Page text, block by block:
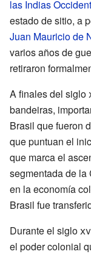
las Indias
estado de sitio, a
Juan Mauricio de
varios años de
retiraron
A finales del siglo
bandeiras,
Brasil que fueron
que puntuan el
que marca el
segmentada de la
en la economía
Brasil fue
Durante el siglo
el poder colonial